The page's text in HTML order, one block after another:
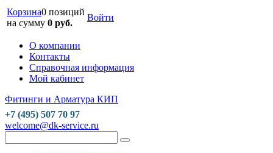
Корзина0 позиций
на сумму 0 руб.
Войти
О компании
Контакты
Справочная информация
Мой кабинет
Фитинги и Арматура КИП
+7 (495) 507 70 97
welcome@dk-service.ru